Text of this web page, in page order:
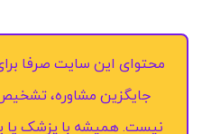
محتوای این سایت صرفا
جایگزین مشاوره،
نیست. همیشه با پزشک